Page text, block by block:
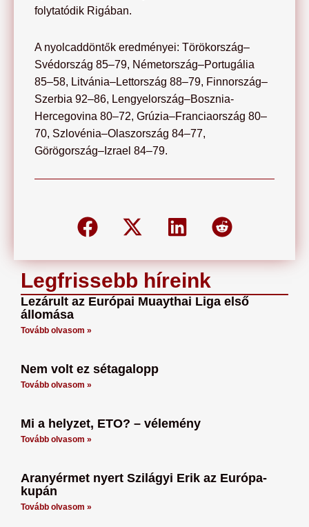
Legfrissebb híreink
Lezárult az Európai Muaythai Liga első
állomása
Tovább olvasom »
Nem volt ez sétagalopp
Tovább olvasom »
Mi a helyzet, ETO? – vélemény
Tovább olvasom »
Aranyérmet nyert Szilágyi Erik az Európa-
kupán
Tovább olvasom »
folytatódik Rigában.
A nyolcaddöntők eredményei: Törökország–
Svédország 85–79, Németország–Portugália
85–58, Litvánia–Lettország 88–79, Finnország–
Szerbia 92–86, Lengyelország–Bosznia-
Hercegovina 80–72, Grúzia–Franciaország 80–
70, Szlovénia–Olaszország 84–77,
Görögország–Izrael 84–79.